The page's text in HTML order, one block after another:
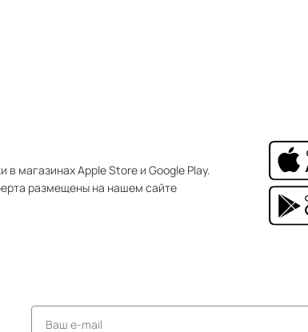
магазинах Apple Store и Google Play.
размещены на нашем сайте